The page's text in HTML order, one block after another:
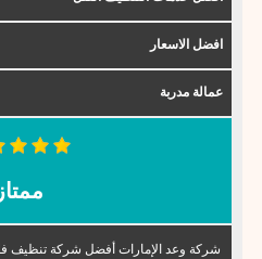
افضل الاسعار
عمالة مدربة
ممتاز
شركة وعد الإمارات أفضل شركة تنظيف